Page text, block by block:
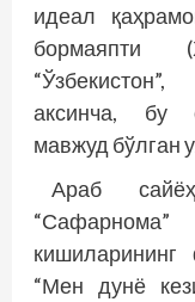
идеал
бормаяпти
аксинча, бу
мавжуд бўлган
Араб
“Мен дунё